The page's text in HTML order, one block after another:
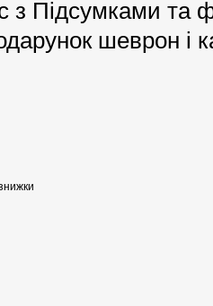
з Підсумками та
шеврон і